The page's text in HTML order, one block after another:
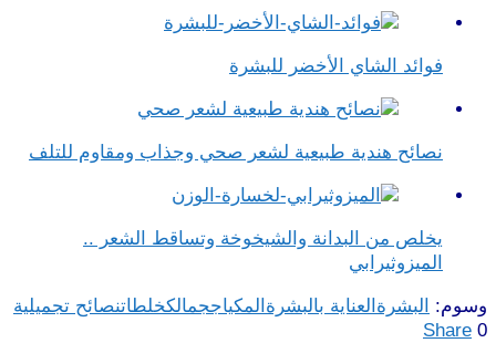
فوائد الشاي الأخضر للبشرة
نصائح هندية طبيعية لشعر صحي وجذاب ومقاوم للتلف
يخلص من البدانة والشيخوخة وتساقط الشعر ..
الميزوثيرابي
وسوم: البشرة العناية بالبشرة المكياججمالكخلطاتنصائح تجميلية
Share 0